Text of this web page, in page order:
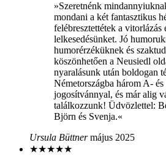
»Szeretnénk
mondani a két fantasztikus
felébresztettétek a vitorlázás
lelkesedésünket. Jó
humorérzéküknek és
köszönhetően a Neusiedl
nyaralásunk után boldogan
Németországba három A-
jogosítvánnyal, és már alig
találkozzunk! Üdvözlettel:
Björn és Svenja.«
Ursula Büttner május 2025
★★★★★